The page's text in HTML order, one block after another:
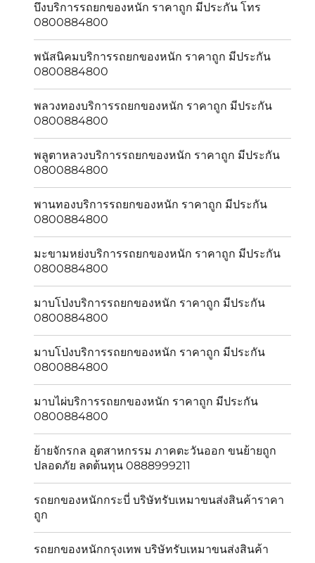
บึงบริการรถยกของหนัก ราคาถูก มีประกัน โทร
0800884800
พนัสนิคมบริการรถยกของหนัก ราคาถูก มีประกัน
0800884800
พลวงทองบริการรถยกของหนัก ราคาถูก มีประกัน
0800884800
พลูตาหลวงบริการรถยกของหนัก ราคาถูก มีประกัน
0800884800
พานทองบริการรถยกของหนัก ราคาถูก มีประกัน
0800884800
มะขามหย่งบริการรถยกของหนัก ราคาถูก มีประกัน
0800884800
มาบโป่งบริการรถยกของหนัก ราคาถูก มีประกัน
0800884800
มาบโป่งบริการรถยกของหนัก ราคาถูก มีประกัน
0800884800
มาบไผ่บริการรถยกของหนัก ราคาถูก มีประกัน
0800884800
ย้ายจักรกล อุตสาหกรรม ภาคตะวันออก ขนย้ายถูก
ปลอดภัย ลดต้นทุน 0888999211
รถยกของหนักกระบี่ บริษัทรับเหมาขนส่งสินค้าราคา
ถูก
รถยกของหนักกรุงเทพ บริษัทรับเหมาขนส่งสินค้า